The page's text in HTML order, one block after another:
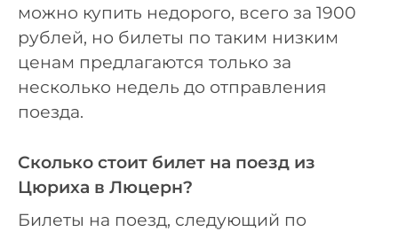
можно купить недорого, всего за 1900
рублей, но билеты по таким низким
ценам предлагаются только за
несколько недель до отправления
поезда.
Сколько стоит билет на поезд из
Цюриха в Люцерн?
Билеты на поезд, следующий по